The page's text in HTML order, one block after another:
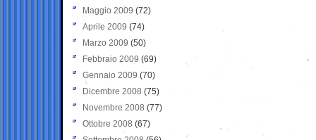
Maggio 2009 (72)
Aprile 2009 (74)
Marzo 2009 (50)
Febbraio 2009 (69)
Gennaio 2009 (70)
Dicembre 2008 (75)
Novembre 2008 (77)
Ottobre 2008 (67)